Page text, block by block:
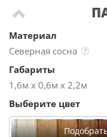
Материал
Северная сосна
Габариты
1,6м х 0,6м х 2,2м
Выберите цвет